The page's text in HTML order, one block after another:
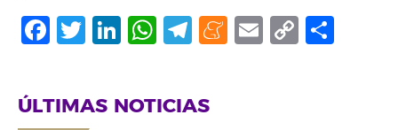
Facebook
Twitter
LinkedIn
WhatsApp
Telegram
Meneame
Email
Copy
ÚLTIMAS NOTICIAS